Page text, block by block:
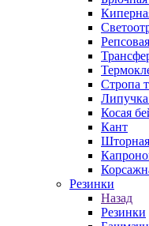
Стропа
Косая
Кант
Шторная
Резинки
Назад
Резинки